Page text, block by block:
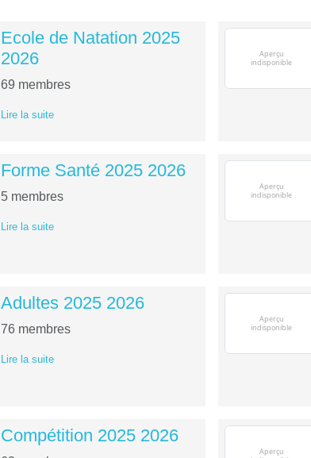
Ecole de Natation 2025
2026
69 membres
Lire la suite
Forme Santé 2025 2026
5membres
Lire la suite
Adultes 2025 2026
76membres
Lire la suite
Compétition 2025 2026